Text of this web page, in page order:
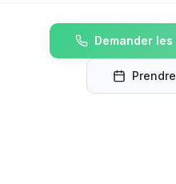
Demander